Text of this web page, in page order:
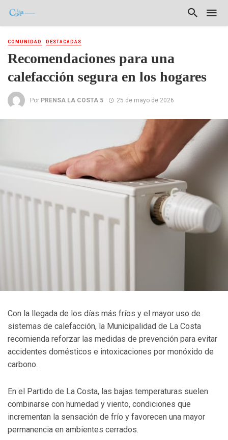
COMUNIDAD DESTACADAS
Recomendaciones para una
calefacción segura en los hogares
Por PRENSA LA COSTA 5 25 de mayo de 2026
Con la llegada de los días más fríos y el mayor uso de
sistemas de calefacción, la Municipalidad de La Costa
recomienda reforzar las medidas de prevención para evitar
accidentes domésticos e intoxicaciones por monóxido de
carbono.
En el Partido de La Costa, las bajas temperaturas suelen
combinarse con humedad y viento, condiciones que
incrementan la sensación de frío y favorecen una mayor
permanencia en ambientes cerrados.